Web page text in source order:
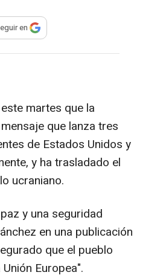
para compartir
en
martes que la
que lanza tres
de Estados Unidos y
y ha trasladado el
ucraniano.
y una seguridad
en una publicación
que el pueblo
Europea".